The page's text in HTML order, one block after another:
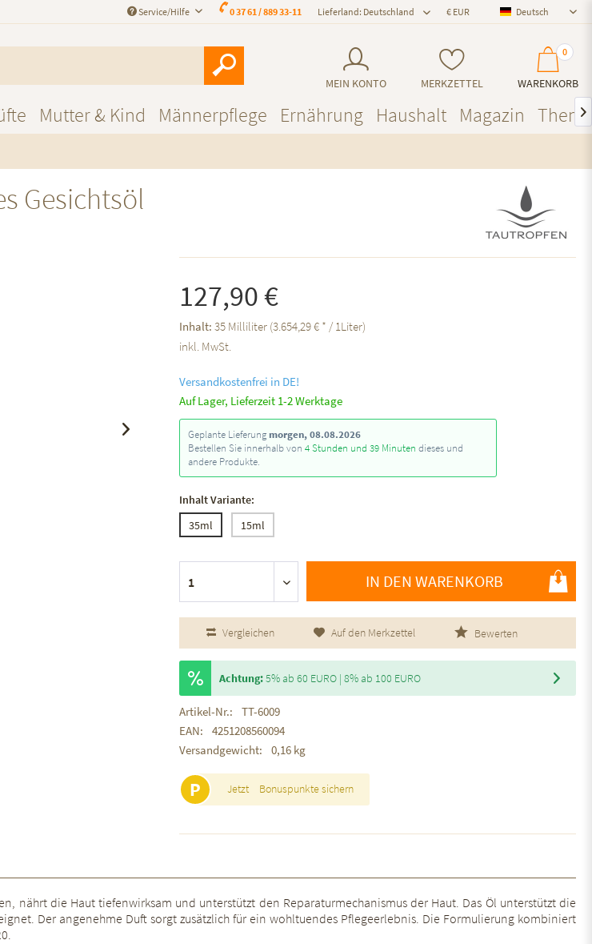
Deutsch
Deutsch
Lieferland: Deutschland
0 37 61 / 889 33-11
Service/Hilfe
MEIN KONTO MERKZETTEL
0
WARENKORB
Mutter & Kind Männerpflege Ernährung Haushalt Magazin 
Gesichtsöl
127,90 €
Inhalt:35 Milliliter (3.654,29 € * / 1Liter)
inkl. MwSt.
Versandkostenfrei in DE!
Auf Lager, Lieferzeit 1-2 Werktage
Geplante Lieferungmorgen, 08.08.2026
Bestellen Sie innerhalb von4 Stunden und 39 Minuten dieses und
andere Produkte.
Inhalt Variante:
35ml
15ml
IN DEN WARENKORB
Vergleichen Auf den Merkzettel Bewerten
Achtung:5% ab 60 EURO | 8% ab 100 EURO
Artikel-Nr.:
TT-6009
EAN:
4251208560094
Versandgewicht:
0,16 kg
P Jetzt Bonuspunkte sichern
nährt die Haut tiefenwirksam und unterstützt den Reparaturmechanismus der Haut. Das Öl unterstützt die
Der angenehme Duft sorgt zusätzlich für ein wohltuendes Pflegeerlebnis. Die Formulierung kombiniert